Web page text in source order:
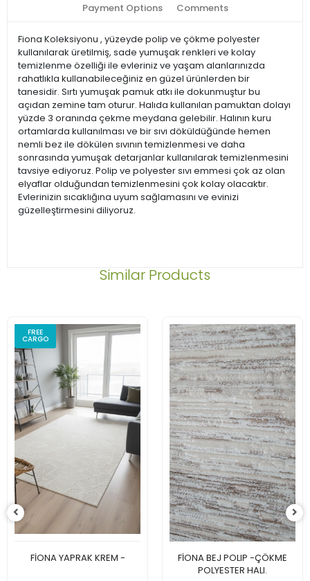
Payment Options Comments
Fiona Koleksiyonu , yüzeyde polip ve çökme polyester
kullanılarak üretilmiş, sade yumuşak renkleri ve kolay
temizlenme özelliği ile evleriniz ve yaşam alanlarınızda
rahatlıkla kullanabileceğiniz en güzel ürünlerden bir
tanesidir. Sırtı yumuşak pamuk atkı ile dokunmuştur bu
açıdan zemine tam oturur. Halıda kullanılan pamuktan dolayı
yüzde 3 oranında çekme meydana gelebilir. Halının kuru
ortamlarda kullanılması ve bir sıvı döküldüğünde hemen
nemli bez ile dökülen sıvının temizlenmesi ve daha
sonrasında yumuşak detarjanlar kullanılarak temizlenmesini
tavsiye ediyoruz. Polip ve polyester sıvı emmesi çok az olan
elyaflar olduğundan temizlenmesini çok kolay olacaktır.
Evlerinizin sıcaklığına uyum sağlamasını ve evinizi
güzelleştirmesini diliyoruz.
Similar Products
FREE
CARGO
FİONA YAPRAK KREM -
FİONA BEJ POLIP -ÇÖKME
POLYESTER HALI.